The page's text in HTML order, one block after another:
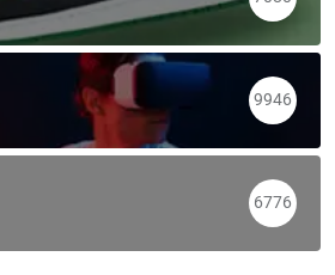
9946
6776